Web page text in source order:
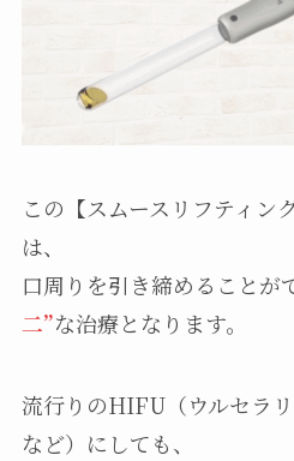
この【スムースリフティ
は、
口周りを引き締めることが
二”な治療となります。
流行りのHIFU（ウルセラ
など）にしても、